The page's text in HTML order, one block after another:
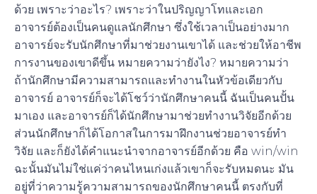
ด้วย เพราะว่าอะไร? เพราะว่าในปริญญาโทและเอก
อาจารย์ต้องเป็นคนดูแลนักศึกษา ซึ่งใช้เวลาเป็นอย่างมาก
อาจารย์จะรับนักศึกษาที่มาช่วยงานเขาได้ และช่วยให้อาชีพ
การงานของเขาดีขึ้น หมายความว่ายังไง? หมายความว่า
ถ้านักศึกษามีความสามารถและทำงานในหัวข้อเดียวกับ
อาจารย์ อาจารย์ก็จะได้โชว์ว่านักศึกษาคนนี้ ฉันเป็นคนปั้น
มาเอง และอาจารย์ก็ได้นักศึกษามาช่วยทำงานวิจัยอีกด้วย
ส่วนนักศึกษาก็ได้โอกาสในการมาฝึกงานช่วยอาจารย์ทำ
วิจัย และก็ยังได้คำแนะนำจากอาจารย์อีกด้วย คือ win/win
ฉะนั้นมันไม่ใช่แค่ว่าคนไหนเก่งแล้วเขาก็จะรับหมดนะ มัน
อยู่ที่ว่าความรู้ความสามารถของนักศึกษาคนนี้ ตรงกับที่